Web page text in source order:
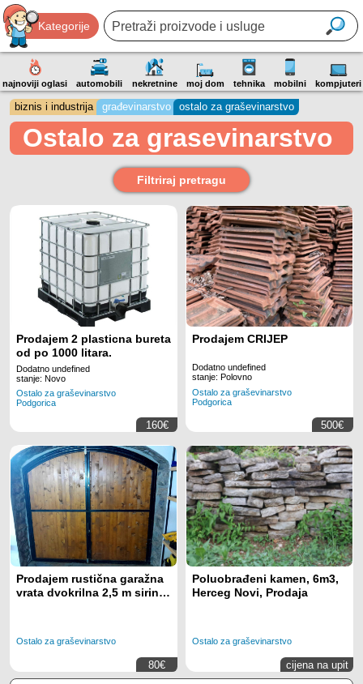
Kategorije
najnoviji oglasi automobili nekretnine moj dom tehnika mobilni kompjuteri
biznis i industrija građevinarstvo ostalo za graševinarstvo
Ostalo za grasevinarstvo
Filtriraj pretragu
Prodajem 2 plasticna bureta
od po 1000 litara.
Dodatno undefined
stanje: Novo
Ostalo za graševinarstvo
Podgorica
160€
Prodajem CRIJEP
Dodatno undefined
stanje: Polovno
Ostalo za graševinarstvo
Podgorica
500€
Prodajem rustična garažna
vrata dvokrilna 2,5 m sirina
Ostalo za graševinarstvo
80€
Poluobrađeni kamen, 6m3,
Herceg Novi, Prodaja
Ostalo za graševinarstvo
cijena na upit